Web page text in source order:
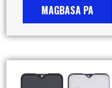
MAGBASA PA